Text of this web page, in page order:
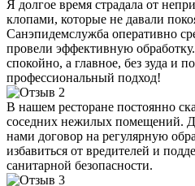
Я долгое время страдала от
клопами, которые не давали
Санэпидемслужба оперативно
провели эффективную
спокойно, а главное, без зуда и
профессиональный подход!
В нашем ресторане постоянно
соседних нежилых помещений.
нами договор на регулярную
избавиться от вредителей и
санитарной безопасности.